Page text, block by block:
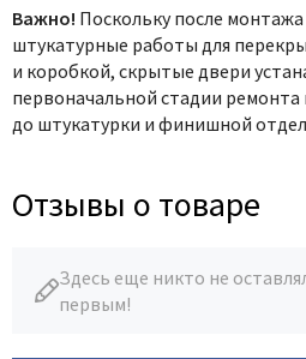
Важно! Поскольку после
штукатурные работы для
и коробкой, скрытые двери
первоначальной стадии ремонта
до штукатурки и финишной
Отзывы о товаре
Здесь еще никто не
первым!